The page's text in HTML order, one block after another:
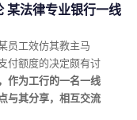
抢购这种现象有助于
厂家看在眼里，记在
某法律专业银行一线
员工效仿其教主马
付额度的决定颇有讨
作为工行的一名一线
与其分享，相互交流